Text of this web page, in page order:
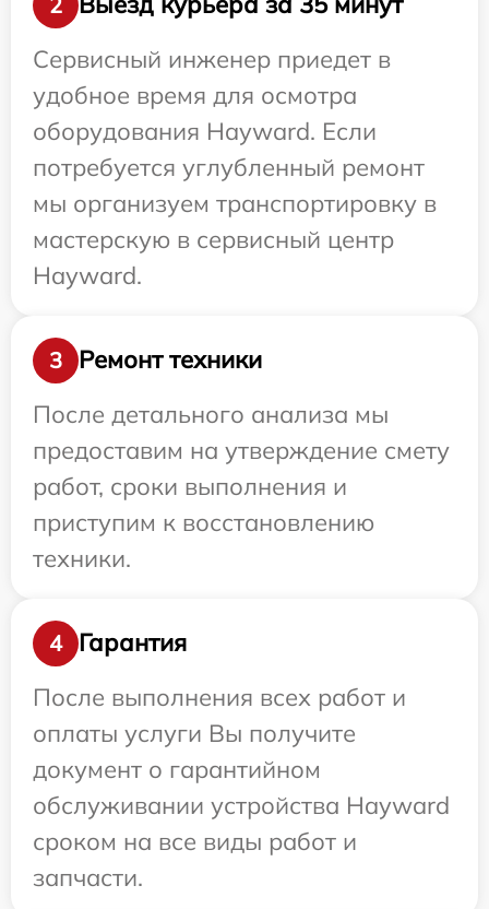
Сервисный инженер приедет в
удобное время для осмотра
оборудования Hayward. Если
потребуется углубленный ремонт
мы организуем транспортировку в
мастерскую в сервисный центр
Hayward.
3
Ремонт техники
После детального анализа мы
предоставим на утверждение смету
работ, сроки выполнения и
приступим к восстановлению
техники.
4
Гарантия
После выполнения всех работ и
оплаты услуги Вы получите
документ о гарантийном
обслуживании устройства Hayward
сроком на все виды работ и
запчасти.